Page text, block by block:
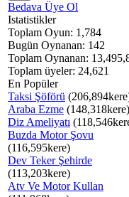
Bedava Üye Ol
Istatistikler
Toplam Oyun: 1,784
Bugün Oynanan: 142
Toplam Oynanan:
Toplam üyeler: 24,621
En Popüler
Taksi Şöförü
Araba Ezme (148,318kere)
Diz Ameliyatı
Buzda Motor Şovu
(116,595kere)
Dev Teker Şehirde
(113,203kere)
Atv Ve Motor Kullan